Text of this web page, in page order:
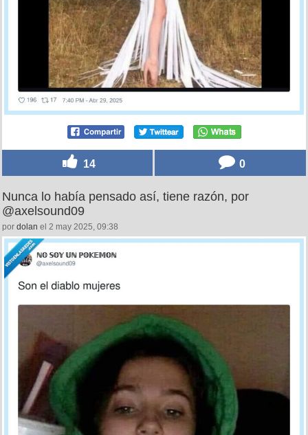
14 0
Nunca lo había pensado así, tiene razón, por
@axelsound09
por dolan el 2 may 2025, 09:38